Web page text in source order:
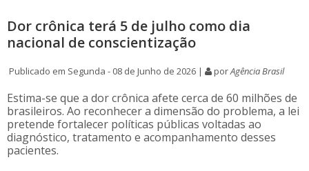
Dor crônica terá 5 de julho como dia
nacional de conscientização
Publicado em Segunda - 08 de Junho de 2026 | porAgência Brasil
Estima-se que a dor crônica afete cerca de 60 milhões de
brasileiros. Ao reconhecer a dimensão do problema, a lei
pretende fortalecer políticas públicas voltadas ao
diagnóstico, tratamento e acompanhamento desses
pacientes.